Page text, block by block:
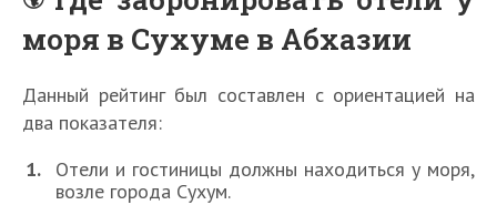
моря в Сухуме в Абхазии
Данный рейтинг был составлен с ориентацией на
два показателя:
Отели и гостиницы должны находиться у моря,
возле города Сухум.